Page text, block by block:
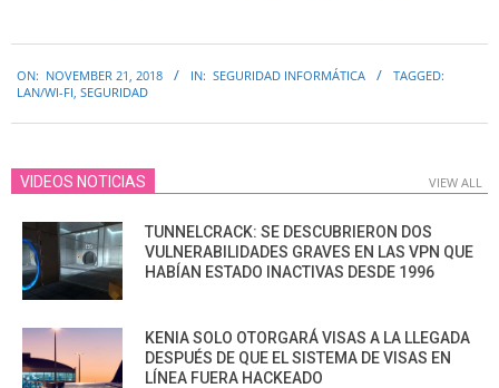
11-
ON: NOVEMBER 21, 2018 IN: SEGURIDAD INFORMÁTICA
TAGGED:
LAN/WI-FI, SEGURIDAD
VIDEOS NOTICIAS VIEW ALL
TUNNELCRACK: SE DESCUBRIERON DOS
VULNERABILIDADES GRAVES EN LAS VPN QUE
HABÍAN ESTADO INACTIVAS DESDE 1996
KENIA SOLO OTORGARÁ VISAS A LA LLEGADA
DESPUÉS DE QUE EL SISTEMA DE VISAS EN
LÍNEA FUERA HACKEADO